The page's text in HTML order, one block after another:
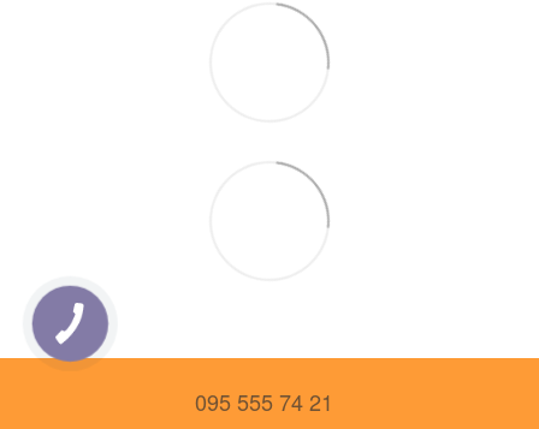
095 555 74 21